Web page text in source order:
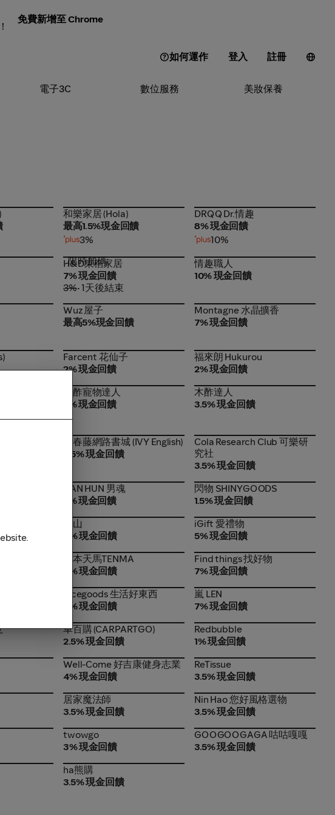
免費新增至 Chrome
如何運作 登入 註冊
電子3C 數位服務 美妝保養
和樂家居 (Hola)
和樂家居 (Hola)
最高1.5%現金回饋
3%
DRQQ Dr.情趣
DRQQ Dr.情趣
8% 現金回饋
10%
H&D東稻家居
限時加碼
H&D東稻家居
7% 現金回饋
3%• 1天後結束
情趣職人
情趣職人
10% 現金回饋
Wuz 屋子
Wuz 屋子
最高5%現金回饋
Montagne 水晶擴香
Montagne 水晶擴香
7% 現金回饋
Farcent 花仙子
Farcent 花仙子
2% 現金回饋
福來朗 Hukurou
福來朗 Hukurou
2% 現金回饋
木酢寵物達人
木酢寵物達人
5% 現金回饋
木酢達人
木酢達人
3.5% 現金回饋
常春藤網路書城 (IVY
English)
常春藤網路書城 (IVY English)
3.5% 現金回饋
Cola Research Club 可樂研
究社
Cola Research Club 可樂研
究社
3.5% 現金回饋
NAN HUN 男魂
NAN HUN 男魂
7% 現金回饋
閃物 SHINYGOODS
閃物 SHINYGOODS
1.5% 現金回饋
霜山
霜山
4% 現金回饋
iGift 愛禮物
iGift 愛禮物
5% 現金回饋
日本天馬TENMA
日本天馬TENMA
4% 現金回饋
Find things 找好物
Find things 找好物
7% 現金回饋
nicegoods 生活好東西
nicegoods 生活好東西
4% 現金回饋
嵐 LEN
嵐 LEN
7% 現金回饋
車百購 (CARPARTGO)
車百購 (CARPARTGO)
2.5% 現金回饋
Redbubble
Redbubble
1% 現金回饋
Well-Come 好吉康健身志業
Well-Come 好吉康健身志業
4% 現金回饋
ReTissue
ReTissue
3.5% 現金回饋
居家魔法師
居家魔法師
3.5% 現金回饋
Nin Hao 您好風格選物
Nin Hao 您好風格選物
3.5% 現金回饋
twowgo
twowgo
3% 現金回饋
GOOGOOGAGA 咕咕嘎嘎
GOOGOOGAGA 咕咕嘎嘎
3.5% 現金回饋
ha熊購
ha熊購
3.5% 現金回饋